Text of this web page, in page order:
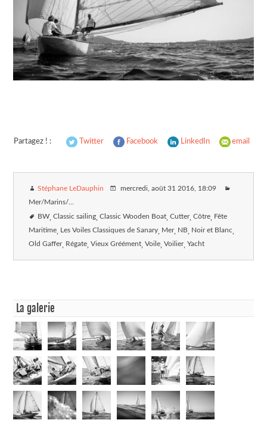
Partagez ! : Twitter Facebook LinkedIn email
Stéphane LeDauphin mercredi, août 31 2016 , 18:09
Mer/Marins/...
BW Classic sailing Classic Wooden Boat Cutter Côtre Fête
Maritime Les Voiles Classiques de Sanary Mer NB Noir et Blanc
Old Gaffer Régate Vieux Gréément Voile Voilier Yacht
La galerie